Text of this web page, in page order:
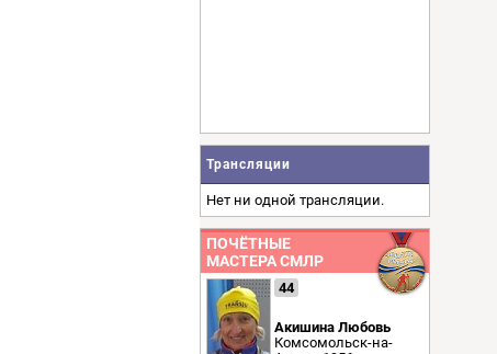
Трансляции
Нет ни одной трансляции.
ПОЧЁТНЫЕ
МАСТЕРА СМЛР
44
Акишина Любовь
Комсомольск-на-